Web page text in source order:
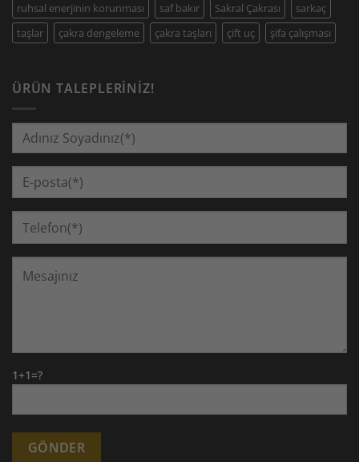
ruhsal enerjinin korunması
saf bakır Sakral Çakrası
sarkaç
taşlar
çakra dengeleme çakra taşları çift uç şifa çalışması
ÜRÜN TALEPLERINIZ!
1+1=?